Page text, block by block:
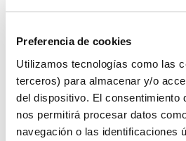
Preferencia de cookies
Utilizamos tecnologías como las
terceros) para almacenar y/o
del dispositivo. El consentimiento
nos permitirá procesar datos
navegación o las identificaciones